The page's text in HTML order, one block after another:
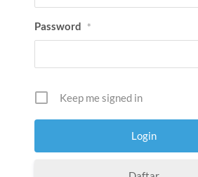
Password *
Keep me signed in